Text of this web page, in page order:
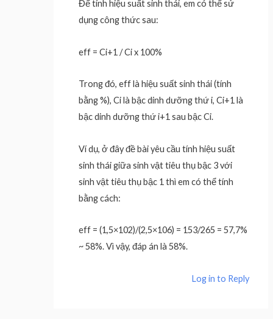
Để tính hiệu suất sinh thái, em có thể sử
dụng công thức sau:
eff = Ci+1 / Ci x 100%
Trong đó, eff là hiệu suất sinh thái (tính
bằng %), Ci là bậc dinh dưỡng thứ i, Ci+1 là
bậc dinh dưỡng thứ i+1 sau bậc Ci.
Ví dụ, ở đây đề bài yêu cầu tính hiệu suất
sinh thái giữa sinh vật tiêu thụ bậc 3 với
sinh vật tiêu thụ bậc 1 thì em có thể tính
bằng cách:
eff = (1,5×102)/(2,5×106) = 153/265 = 57,7%
~ 58%. Vì vậy, đáp án là 58%.
Log in to Reply